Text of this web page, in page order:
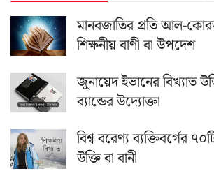
মানবজাতির প্রতি আল-
শিক্ষনীয় বাণী বা উপদেশ
জুনায়েদ ইভানের বিখ্যাত
ব্যান্ডের উদ্যোক্তা
বিশ্ব বরেণ্য ব্যক্তিবর্গের
উক্তি বা বানী